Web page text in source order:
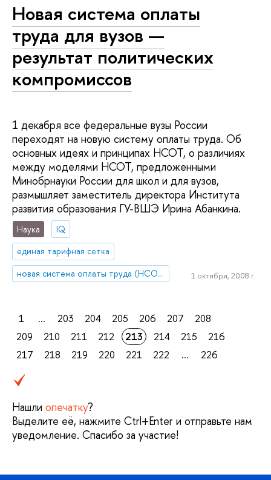
Новая система оплаты
труда для вузов —
результат политических
компромиссов
1 декабря все федеральные вузы России
переходят на новую систему оплаты труда. Об
основных идеях и принципах НСОТ, о различиях
между моделями НСОТ, предложенными
Минобрнауки России для школ и для вузов,
размышляет заместитель директора Института
развития образования ГУ-ВШЭ Ирина Абанкина.
Наука
IQ
единая тарифная сетка
новая система оплаты труда (НСОТ)
1 октября, 2008 г.
1 ... 203 204 205 206 207
208
209
210 211 212 213 214 215
216
217
218 219 220 221 222 ... 226
Нашли опечатку?
Выделите её, нажмите Ctrl+Enter и отправьте нам
уведомление. Спасибо за участие!